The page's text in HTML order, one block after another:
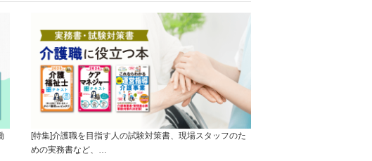
[特集]介護職を目指す人の試験対策書、現場スタッフのた
めの実務書など、…